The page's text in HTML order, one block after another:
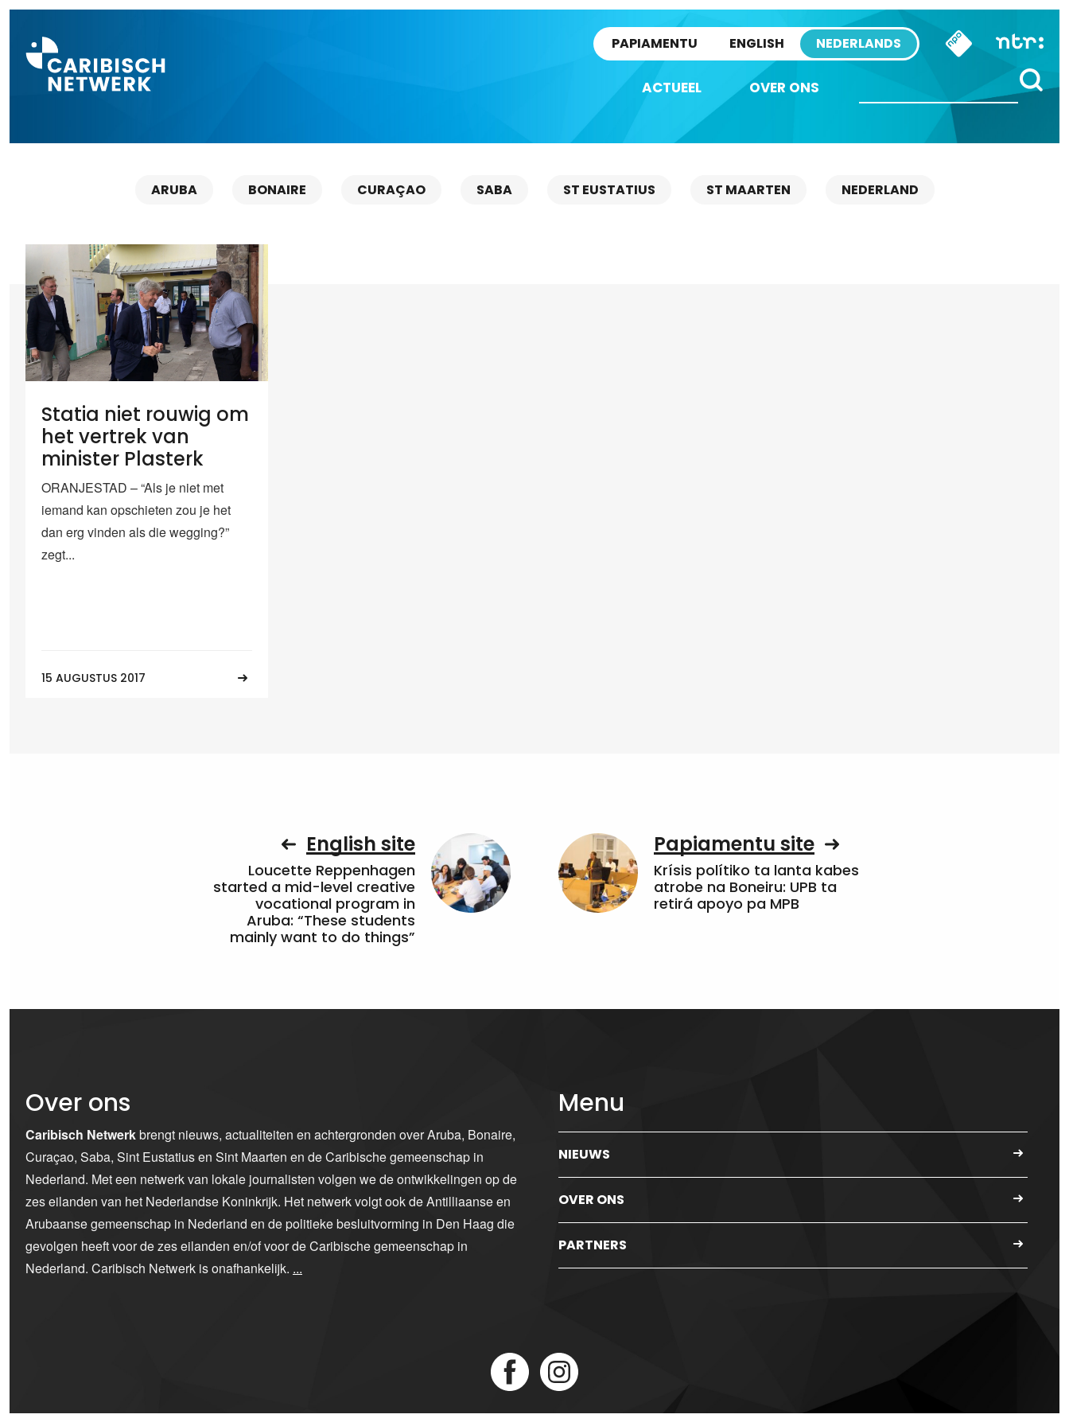
PAPIAMENTU ENGLISH NEDERLANDS
ACTUEEL OVER ONS
ARUBA BONAIRE CURAÇAO SABA ST EUSTATIUS ST MAARTEN NEDERLAND
Statia niet rouwig om
het vertrek van
minister Plasterk
ORANJESTAD – “Als je niet met
iemand kan opschieten zou je het
dan erg vinden als die wegging?”
zegt...
15 AUGUSTUS 2017
English site
Loucette Reppenhagen
started a mid-level creative
vocational program in
Aruba: “These students
mainly want to do things”
Papiamentu site
Krísis polítiko ta lanta kabes
atrobe na Boneiru: UPB ta
retirá apoyo pa MPB
Over ons
Caribisch Netwerkbrengt nieuws, actualiteiten en achtergronden over Aruba, Bonaire,
Curaçao, Saba, Sint Eustatius en Sint Maarten en de Caribische gemeenschap in
Nederland. Met een netwerk van lokale journalisten volgen we de ontwikkelingen op de
zes eilanden van het Nederlandse Koninkrijk. Het netwerk volgt ook de Antilliaanse en
Arubaanse gemeenschap in Nederland en de politieke besluitvorming in Den Haag die
gevolgen heeft voor de zes eilanden en/of voor de Caribische gemeenschap in
Nederland. Caribisch Netwerk is onafhankelijk. ...
Menu
NIEUWS
OVER ONS
PARTNERS